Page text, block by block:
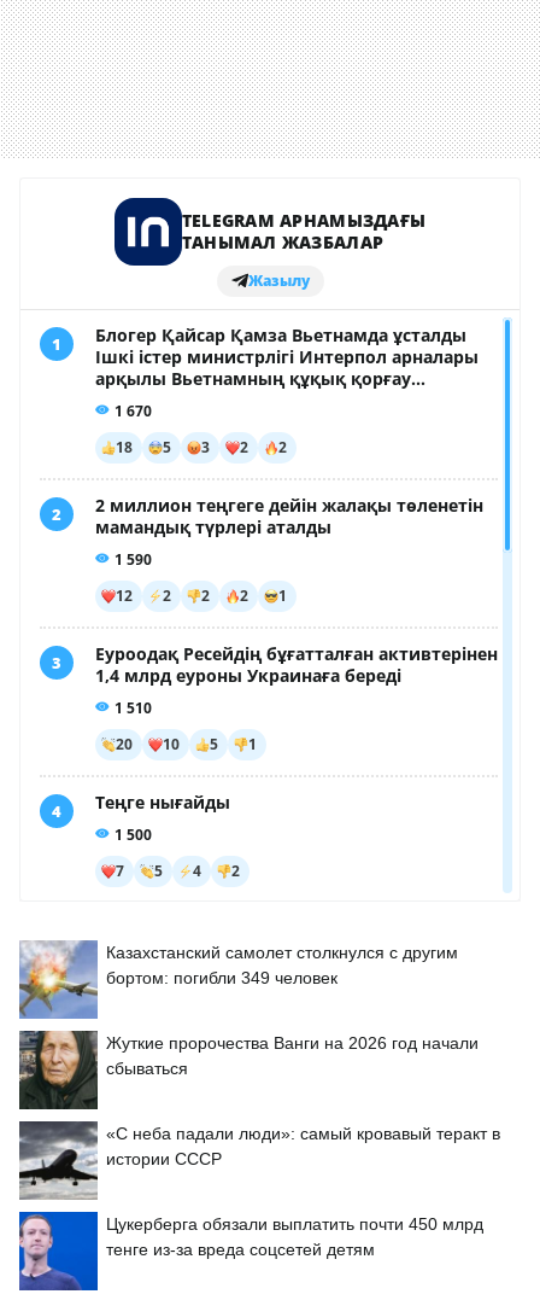
Казахстанский самолет столкнулся с другим
бортом: погибли 349 человек
Жуткие пророчества Ванги на 2026 год начали
сбываться
«С неба падали люди»: самый кровавый теракт в
истории СССР
Цукерберга обязали выплатить почти 450 млрд
тенге из-за вреда соцсетей детям